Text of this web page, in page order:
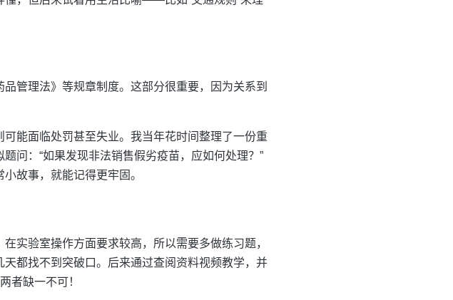
管理法》等规章制度。这部分很重要，因为关系到
能面临处罚甚至失业。我当年花时间整理了一份重
问：“如果发现非法销售假劣疫苗，应如何处理？”
故事，就能记得更牢固。
实验室操作方面要求较高，所以需要多做练习题，
都找不到突破口。后来通过查阅资料视频教学，并
者缺一不可！